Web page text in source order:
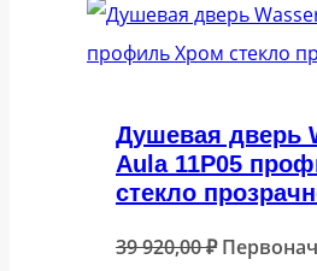
Душевая дверь
Aula 11P05
стекло
39 920,00₽